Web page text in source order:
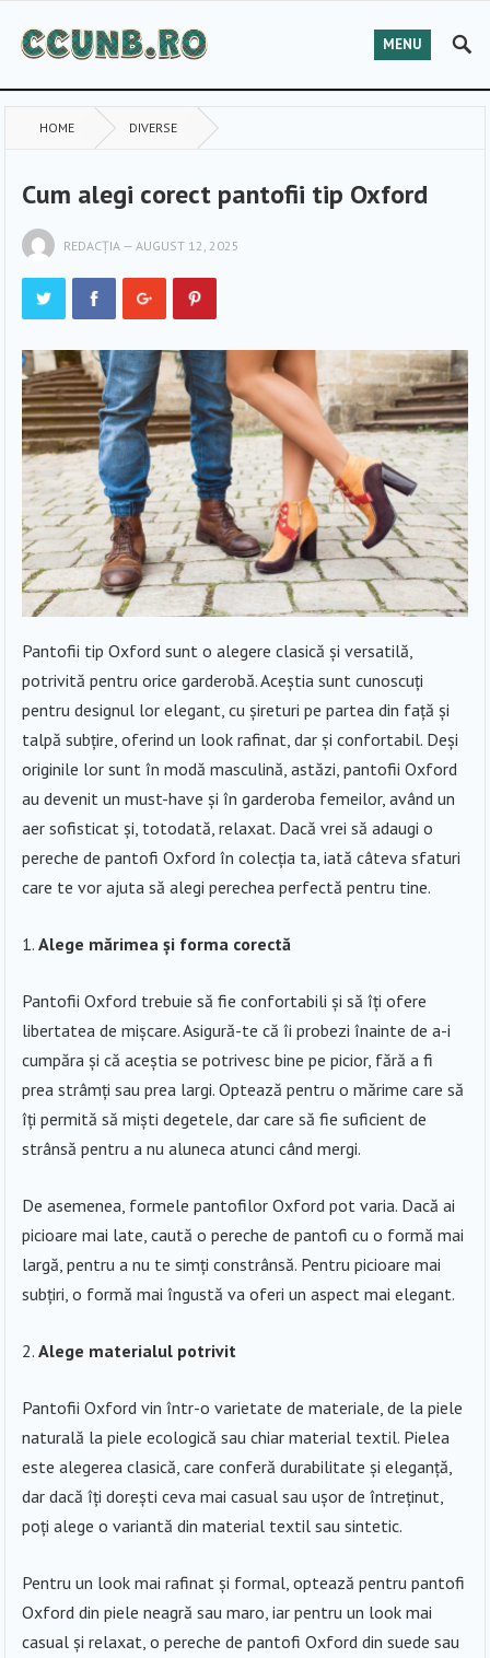
MENU
HOME DIVERSE
Cum alegi corect pantofii tip Oxford
REDACȚIA —AUGUST 12, 2025
Pantofii tip Oxford sunt o alegere clasică și versatilă,
potrivită pentru orice garderobă. Aceștia sunt cunoscuți
pentru designul lor elegant, cu șireturi pe partea din față și
talpă subțire, oferind un look rafinat, dar și confortabil. Deși
originile lor sunt în modă masculină, astăzi, pantofii Oxford
au devenit un must-have și în garderoba femeilor, având un
aer sofisticat și, totodată, relaxat. Dacă vrei să adaugi o
pereche de pantofi Oxford în colecția ta, iată câteva sfaturi
care te vor ajuta să alegi perechea perfectă pentru tine.
Alege mărimea și forma corectă
Pantofii Oxford trebuie să fie confortabili și să îți ofere
libertatea de mișcare. Asigură-te că îi probezi înainte de a-i
cumpăra și că aceștia se potrivesc bine pe picior, fără a fi
prea strâmți sau prea largi. Optează pentru o mărime care să
îți permită să miști degetele, dar care să fie suficient de
strânsă pentru a nu aluneca atunci când mergi.
De asemenea, formele pantofilor Oxford pot varia. Dacă ai
picioare mai late, caută o pereche de pantofi cu o formă mai
largă, pentru a nu te simți constrânsă. Pentru picioare mai
subțiri, o formă mai îngustă va oferi un aspect mai elegant.
Alege materialul potrivit
Pantofii Oxford vin într-o varietate de materiale, de la piele
naturală la piele ecologică sau chiar material textil. Pielea
este alegerea clasică, care conferă durabilitate și eleganță,
dar dacă îți dorești ceva mai casual sau ușor de întreținut,
poți alege o variantă din material textil sau sintetic.
Pentru un look mai rafinat și formal, optează pentru pantofi
Oxford din piele neagră sau maro, iar pentru un look mai
casual și relaxat, o pereche de pantofi Oxford din suede sau